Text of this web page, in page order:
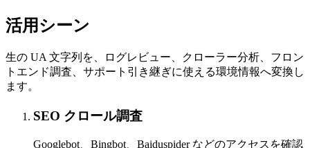
活用シーン
生の UA 文字列を、ログレビュー、クローラー分析、フロン
トエンド調査、サポート引き継ぎに使える環境情報へ変換し
ます。
SEO クロール調査
Googlebot、Bingbot、Baiduspider などのアクセスを確認